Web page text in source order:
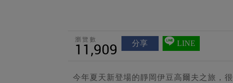
瀏覽數
11,909 分享 LINE
今年夏天新登場的靜岡伊豆高爾夫之旅，